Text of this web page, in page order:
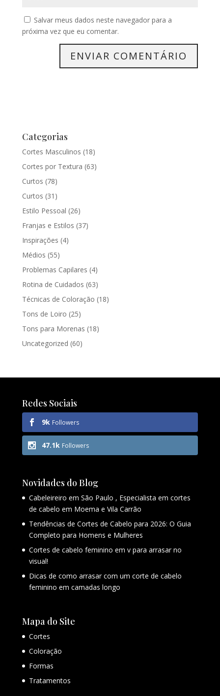
Salvar meus dados neste navegador para a
próxima vez que eu comentar.
Categorias
Cortes Masculinos (18)
Cortes por Textura (63)
Curtos (78)
Curtos (31)
Estilo Pessoal (26)
Franjas e Estilos (37)
Inspirações (4)
Médios (55)
Problemas Capilares (4)
Rotina de Cuidados (63)
Técnicas de Coloração (18)
Tons de Loiro (25)
Tons para Morenas (18)
Uncategorized (60)
Redes Sociais
9k Followers
47.1k Followers
Novidades do Blog
Cabeleireiro em São Paulo , Especialista em cortes
de cabelo em Moema e Vila Carrão
Tendências de Cortes de Cabelo para 2026: O Guia
Completo para Homens e Mulheres
Cortes de cabelo feminino em v para arrasar no
visual!
Dicas de como arrasar com um corte de cabelo
feminino em camadas longo
Mapa do Site
Cortes
Coloração
Formas
Tratamentos